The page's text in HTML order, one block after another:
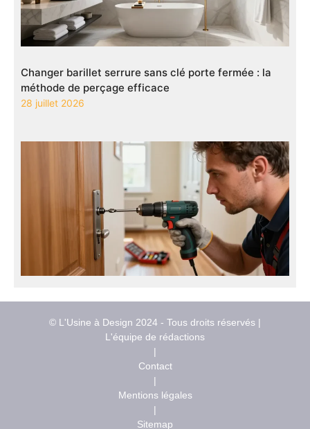
Changer barillet serrure sans clé porte fermée : la
méthode de perçage efficace
28 juillet 2026
© L'Usine à Design 2024 - Tous droits réservés |
L'équipe de rédactions
|
Contact
|
Mentions légales
|
Sitemap